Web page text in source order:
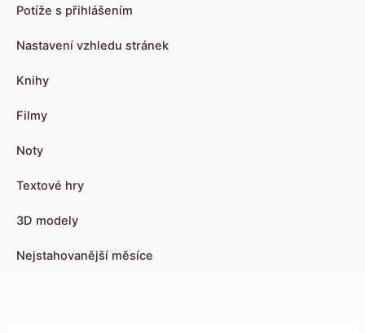
Potíže s přihlášením
Nastavení vzhledu stránek
Knihy
Filmy
Noty
Textové hry
3D modely
Nejstahovanější měsíce